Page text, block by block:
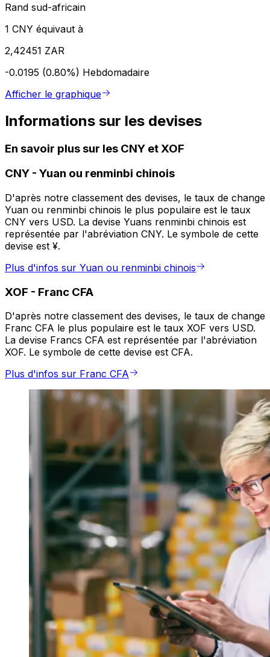
Rand sud-africain
1 CNY équivaut à
2,42451 ZAR
-0.0195 (0.80%) Hebdomadaire
Afficher le graphique
Informations sur les devises
En savoir plus sur les CNY et XOF
CNY - Yuan ou renminbi chinois
D'après notre classement des devises, le taux de change
Yuan ou renminbi chinois le plus populaire est le taux
CNY vers USD. La devise Yuans renminbi chinois est
représentée par l'abréviation CNY. Le symbole de cette
devise est ¥.
Plus d'infos sur Yuan ou renminbi chinois
XOF - Franc CFA
D'après notre classement des devises, le taux de change
Franc CFA le plus populaire est le taux XOF vers USD.
La devise Francs CFA est représentée par l'abréviation
XOF. Le symbole de cette devise est CFA.
Plus d'infos sur Franc CFA